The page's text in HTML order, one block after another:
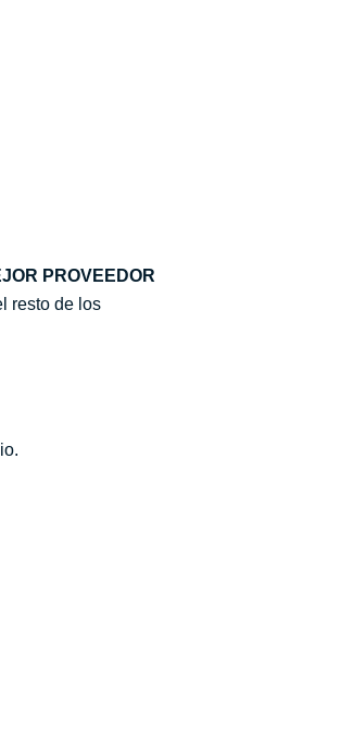
PROVEEDOR
resto de los